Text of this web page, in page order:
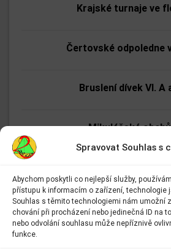
Spravovat Souhlas s
Abychom poskytli co nejlepší služby,
přístupu k informacím o zařízení, technologie
Souhlas s těmito technologiemi nám umožní
chování při procházení nebo jedinečná ID na
nebo odvolání souhlasu může nepříznivě
funkce.
Krajské turnaje ve
Čertovské odpoledne
Bruslení dívek VI. A
Mikulášské
Bruslení dívek z VIII. A